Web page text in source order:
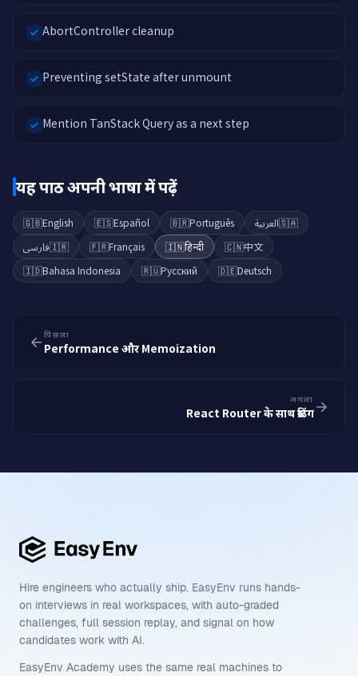
AbortController cleanup
Preventing setState after unmount
Mention TanStack Query as a next step
यह पाठ अपनी भाषा में पढ़ें
🇬🇧English 🇪🇸Español 🇧🇷Português 🇸🇦العربية
🇮🇷فارسی 🇫🇷Français 🇮🇳हिन्दी 🇨🇳中文
🇮🇩Bahasa Indonesia 🇷🇺Русский 🇩🇪Deutsch
पिछला
Performance और Memoization
अगला
React Router के साथ रूटिंग
Hire engineers who actually ship. EasyEnv runs hands-
on interviews in real workspaces, with auto-graded
challenges, full session replay, and signal on how
candidates work with AI.
EasyEnv Academy uses the same real machines to